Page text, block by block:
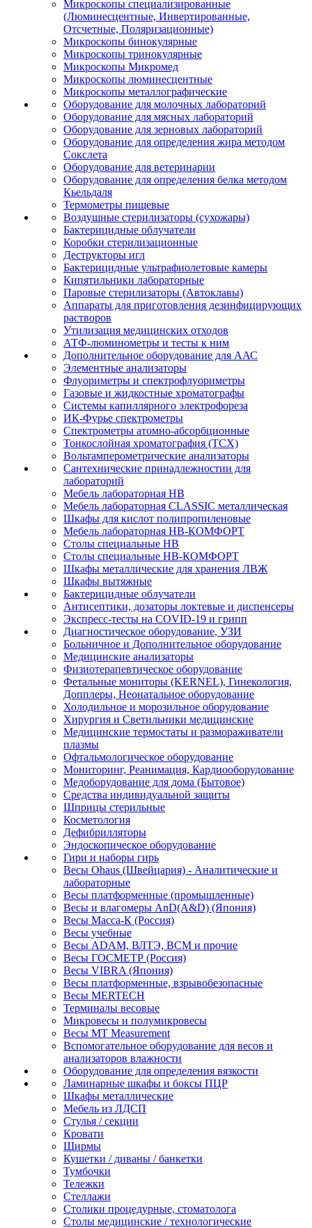
Микроскопы специализированные
(Люминесцентные, Инвертированные,
Отсчетные, Поляризационные)
Микроскопы бинокулярные
Микроскопы тринокулярные
Микроскопы Микромед
Микроскопы люминесцентные
Микроскопы металлографические
Оборудование для молочных лабораторий
Оборудование для мясных лабораторий
Оборудование для зерновых лабораторий
Оборудование для определения жира методом
Сокслета
Оборудование для ветеринарии
Оборудование для определения белка методом
Кьельдаля
Термометры пищевые
Воздушные стерилизаторы (сухожары)
Бактерицидные облучатели
Коробки стерилизационные
Деструкторы игл
Бактерицидные ультрафиолетовые камеры
Кипятильники лабораторные
Паровые стерилизаторы (Автоклавы)
Аппараты для приготовления дезинфицирующих
растворов
Утилизация медицинских отходов
АТФ-люминометры и тесты к ним
Дополнительное оборудование для ААС
Элементные анализаторы
Флуориметры и спектрофлуориметры
Газовые и жидкостные хроматографы
Системы капиллярного электрофореза
ИК-Фурье спектрометры
Спектрометры атомно-абсорбционные
Тонкослойная хроматография (ТСХ)
Вольтамперометрические анализаторы
Сантехнические принадлежностии для
лабораторий
Мебель лабораторная НВ
Мебель лабораторная CLASSIC металлическая
Шкафы для кислот полипропиленовые
Мебель лабораторная НВ-КОМФОРТ
Столы специальные НВ
Столы специальные НВ-КОМФОРТ
Шкафы металлические для хранения ЛВЖ
Шкафы вытяжные
Бактерицидные облучатели
Антисептики, дозаторы локтевые и диспенсеры
Экспресс-тесты на COVID-19 и грипп
Диагностическое оборудование, УЗИ
Больничное и Дополнительное оборудование
Медицинские анализаторы
Физиотерапевтическое оборудование
Фетальные мониторы (KERNEL), Гинекология,
Допплеры, Неонатальное оборудование
Холодильное и морозильное оборудование
Хирургия и Светильники медицинские
Медицинские термостаты и размораживатели
плазмы
Офтальмологическое оборудование
Мониторинг, Реанимация, Кардиооборудование
Медоборудование для дома (Бытовое)
Средства индивидуальной защиты
Шприцы стерильные
Косметология
Дефибрилляторы
Эндоскопическое оборудование
Гири и наборы гирь
Весы Ohaus (Швейцария) - Аналитические и
лабораторные
Весы платформенные (промышленные)
Весы и влагомеры AnD(A&D) (Япония)
Весы Масса-К (Россия)
Весы учебные
Весы ADAM, ВЛТЭ, BCM и прочие
Весы ГОСМЕТР (Россия)
Весы VIBRA (Япония)
Весы платформенные, взрывобезопасные
Весы MERTECH
Терминалы весовые
Микровесы и полумикровесы
Весы MT Measurement
Вспомогательное оборудование для весов и
анализаторов влажности
Оборудование для определения вязкости
Ламинарные шкафы и боксы ПЦР
Шкафы металлические
Мебель из ЛДСП
Стулья / секции
Кровати
Ширмы
Кушетки / диваны / банкетки
Тумбочки
Тележки
Стеллажи
Столики процедурные, стоматолога
Столы медицинские / технологические